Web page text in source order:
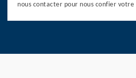
nous contacter pour nous confier